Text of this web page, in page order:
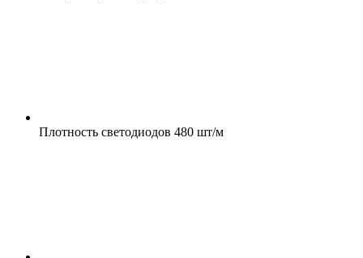
Плотность светодиодов 480 шт/м